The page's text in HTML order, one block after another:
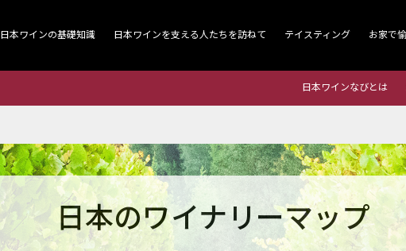
日本ワインの基礎知識 日本ワインを支える人たちを訪ねて テイスティング お家で
日本ワインなびとは
日本のワイナリーマップ